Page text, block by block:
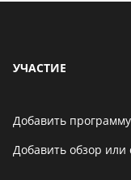
УЧАСТИЕ
Добавить программу
Добавить обзор или